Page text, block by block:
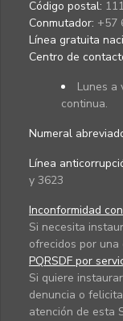
Código postal:
Conmutador: +57
Línea gratuita
Centro de
Lunes a
continua.
Numeral
Línea
y 3623
Inconformidad
Si necesita
ofrecidos por una
PQRSDF por
Si quiere
denuncia o
atención de esta